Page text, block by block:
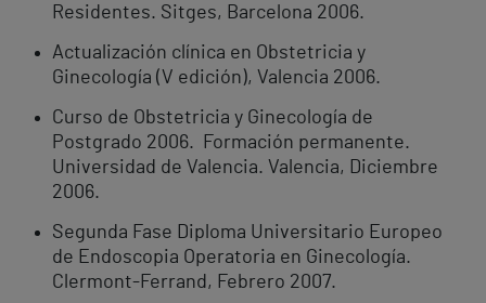
Residentes. Sitges, Barcelona 2006.
Actualización clínica en Obstetricia y
Ginecología (V edición), Valencia 2006.
Curso de Obstetricia y Ginecología de
Postgrado 2006. Formación permanente.
Universidad de Valencia. Valencia, Diciembre
2006.
Segunda Fase Diploma Universitario Europeo
de Endoscopia Operatoria en Ginecología.
Clermont-Ferrand, Febrero 2007.